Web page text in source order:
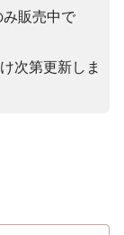
販売中で
次第更新しま